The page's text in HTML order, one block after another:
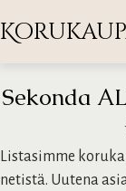
Sekonda
Listasimme
netistä. Uutena